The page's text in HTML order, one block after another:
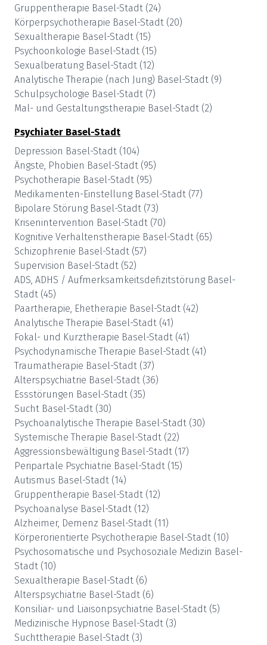
Gruppentherapie Basel-Stadt (24)
Körperpsychotherapie Basel-Stadt (20)
Sexualtherapie Basel-Stadt (15)
Psychoonkologie Basel-Stadt (15)
Sexualberatung Basel-Stadt (12)
Analytische Therapie (nach Jung) Basel-Stadt (9)
Schulpsychologie Basel-Stadt (7)
Mal- und Gestaltungstherapie Basel-Stadt (2)
Psychiater Basel-Stadt
Depression Basel-Stadt (104)
Ängste, Phobien Basel-Stadt (95)
Psychotherapie Basel-Stadt (95)
Medikamenten-Einstellung Basel-Stadt (77)
Bipolare Störung Basel-Stadt (73)
Krisenintervention Basel-Stadt (70)
Kognitive Verhaltenstherapie Basel-Stadt (65)
Schizophrenie Basel-Stadt (57)
Supervision Basel-Stadt (52)
ADS, ADHS / Aufmerksamkeitsdefizitstörung Basel-
Stadt (45)
Paartherapie, Ehetherapie Basel-Stadt (42)
Analytische Therapie Basel-Stadt (41)
Fokal- und Kurztherapie Basel-Stadt (41)
Psychodynamische Therapie Basel-Stadt (41)
Traumatherapie Basel-Stadt (37)
Alterspsychiatrie Basel-Stadt (36)
Essstörungen Basel-Stadt (35)
Sucht Basel-Stadt (30)
Psychoanalytische Therapie Basel-Stadt (30)
Systemische Therapie Basel-Stadt (22)
Aggressionsbewältigung Basel-Stadt (17)
Peripartale Psychiatrie Basel-Stadt (15)
Autismus Basel-Stadt (14)
Gruppentherapie Basel-Stadt (12)
Psychoanalyse Basel-Stadt (12)
Alzheimer, Demenz Basel-Stadt (11)
Körperorientierte Psychotherapie Basel-Stadt (10)
Psychosomatische und Psychosoziale Medizin Basel-
Stadt (10)
Sexualtherapie Basel-Stadt (6)
Alterspsychiatrie Basel-Stadt (6)
Konsiliar- und Liaisonpsychiatrie Basel-Stadt (5)
Medizinische Hypnose Basel-Stadt (3)
Suchttherapie Basel-Stadt (3)